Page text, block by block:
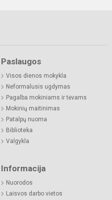
Paslaugos
Visos dienos mokykla
Neformalusis ugdymas
Pagalba mokiniams ir tėvams
Mokinių maitinimas
Patalpų nuoma
Biblioteka
Valgykla
Informacija
Nuorodos
Laisvos darbo vietos